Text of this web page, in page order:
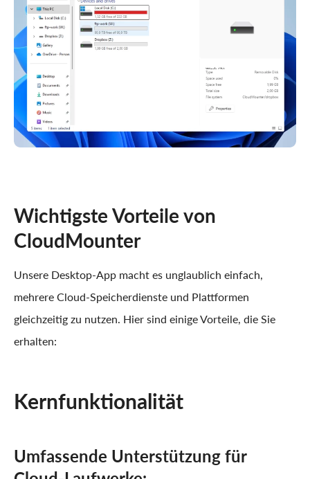
Wichtigste Vorteile von
CloudMounter
Unsere Desktop-App macht es unglaublich einfach,
mehrere Cloud-Speicherdienste und Plattformen
gleichzeitig zu nutzen. Hier sind einige Vorteile, die Sie
erhalten:
Kernfunktionalität
Umfassende Unterstützung für